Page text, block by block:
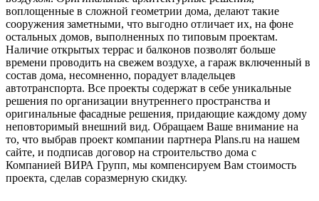
воплощенные в сложной геометрии дома, делают такие
сооружения заметными, что выгодно отличает их, на фоне
остальных домов, выполненных по типовым проектам.
Наличие открытых террас и балконов позволят больше
времени проводить на свежем воздухе, а гараж включенный в
состав дома, несомненно, порадует владельцев
автотранспорта. Все проекты содержат в себе уникальные
решения по организации внутреннего пространства и
оригинальные фасадные решения, придающие каждому дому
неповторимый внешний вид. Обращаем Ваше внимание на
то, что выбрав проект компании партнера Plans.ru на нашем
сайте, и подписав договор на строительство дома с
Компанией ВИРА Групп, мы компенсируем Вам стоимость
проекта, сделав соразмерную скидку.